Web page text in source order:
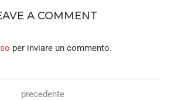
A COMMENT
per inviare un commento.
precedente